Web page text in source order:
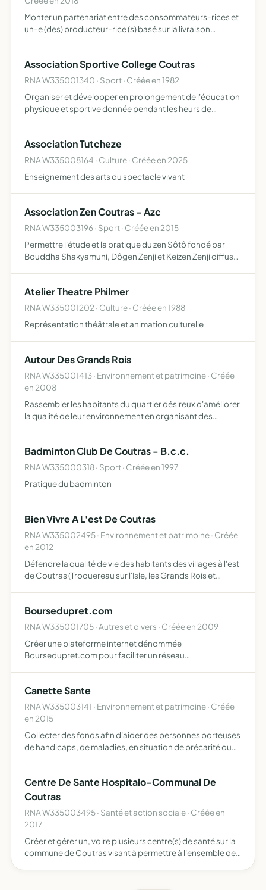
Monter un partenariat entre des consommateurs-rices et
un-e (des) producteur-rice (s) basé sur la livraison
pr…
Association Sportive College Coutras
RNA W335001340 · Sport · Créée en 1982
Organiser et développer en prolongement de l'éducation
physique et sportive donnée pendant les heurs de
Association Tutcheze
RNA W335008164 · Culture · Créée en 2025
Enseignement des arts du spectacle vivant
Association Zen Coutras - Azc
RNA W335003196 · Sport · Créée en 2015
Permettre l'étude et la pratique du zen Sôtô fondé par
Bouddha Shakyamuni, Dôgen Zenji et Keizen Zenji diffuser
Atelier Theatre Philmer
RNA W335001202 · Culture · Créée en 1988
Représentation théâtrale et animation culturelle
Autour Des Grands Rois
RNA W335001413 · Environnement et patrimoine · Créée
en 2008
Rassembler les habitants du quartier désireux d'améliorer
la qualité de leur environnement en organisant des
Badminton Club De Coutras - B.c.c.
RNA W335000318 · Sport · Créée en 1997
Pratique du badminton
Bien Vivre A L'est De Coutras
RNA W335002495 · Environnement et patrimoine · Créée
en 2012
Défendre la qualité de vie des habitants des villages à l'est
de Coutras (Troquereau sur l'Isle, les Grands Rois et
Boursedupret.com
RNA W335001705 · Autres et divers · Créée en 2009
Créer une plateforme internet dénommée
Boursedupret.com pour faciliter un réseau
Canette Sante
RNA W335003141 · Environnement et patrimoine · Créée
en 2015
Collecter des fonds afin d'aider des personnes porteuses
de handicaps, de maladies, en situation de précarité ou
Centre De Sante Hospitalo-Communal De
Coutras
RNA W335003495 · Santé et action sociale · Créée en
2017
Créer et gérer un, voire plusieurs centre(s) de santé sur la
commune de Coutras visant à permettre à l'ensemble de